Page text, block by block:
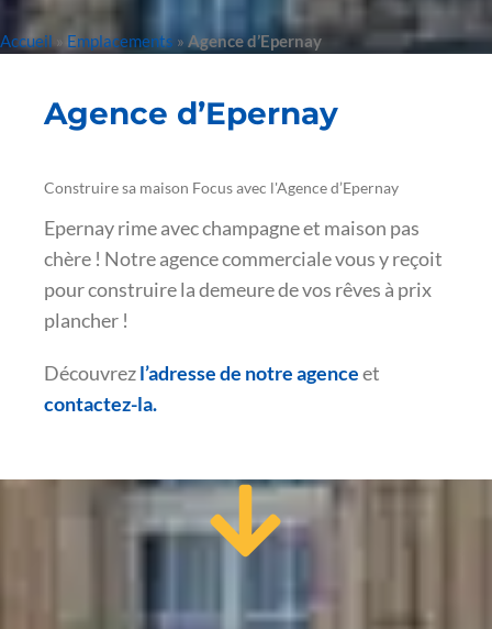
Accueil » Emplacements » Agence d’Epernay
Agence d’Epernay
Construire sa maison Focus avec l'Agence d’Epernay
Epernay rime avec champagne et maison pas
chère ! Notre agence commerciale vous y reçoit
pour construire la demeure de vos rêves à prix
plancher !
Découvrezl’adresse de notre agenceet
contactez-la.